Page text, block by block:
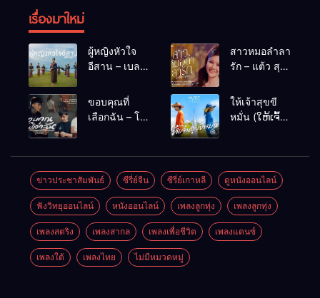
เรื่องมาใหม่
ผู้หญิงหัวใจ
อีสาน – เบลล์
[COVER
VERSION]
สาวหมอลำลา
รัก – แต้ว สุ
ขอบคุณที่
เลือกฉัน – โต๋
ให้เจ้าสุขขี
หมั่น (ໃຫ້ເຈົ້າ
ข่าวประชาสัมพันธ์ ซีรี่ย์จีน ซีรี่ย์เกาหลี ดูหนังออนไลน์
ฟังวิทยุออนไลน์ หนังออนไลน์ เพลงลูกทุ่ง เพลงลูกทุ่ง
เพลงสตริง เพลงสากล เพลงเพื่อชีวิต เพลงแดนซ์
เพลงใต้ เพลงไทย ไม่มีหมวดหมู่